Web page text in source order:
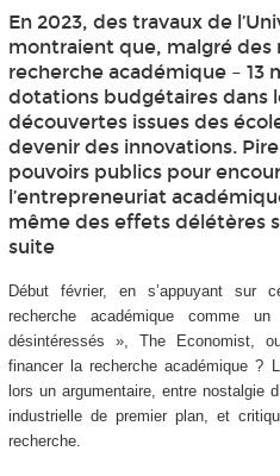
En 2023, des travaux de
montraient que, malgré des
recherche académique – 13
dotations budgétaires dans
découvertes issues des
devenir des innovations.
pouvoirs publics pour
l’entrepreneuriat
même des effets délétères
suite
Début février, en s’appuyant sur
recherche académique comme
désintéressés », The Economist,
financer la recherche académique ?
lors un argumentaire, entre nostalgie
industrielle de premier plan, et
recherche.